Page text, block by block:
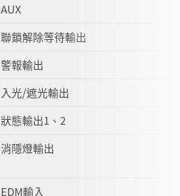
AUX
聯鎖解除等待輸出
警報輸出
入光/遮光輸出
狀態輸出1、2
消隱燈輸出
EDM輸入